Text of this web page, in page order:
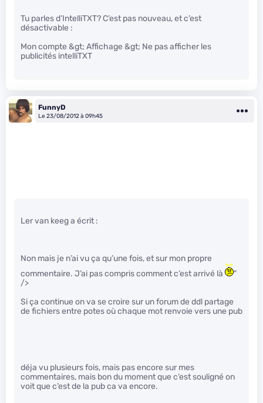
Tu parles d’IntelliTXT? C’est pas nouveau, et c’est
désactivable :
Mon compte &gt; Affichage &gt; Ne pas afficher les
publicités intelliTXT
FunnyD
Le 23/08/2012 à 09h45
Ler van keeg a écrit :
Non mais je n’ai vu ça qu’une fois, et sur mon propre
commentaire. J’ai pas compris comment c’est arrivé là
"
/>
Si ça continue on va se croire sur un forum de ddl partage
de fichiers entre potes où chaque mot renvoie vers une pub
déja vu plusieurs fois, mais pas encore sur mes
commentaires, mais bon du moment que c’est souligné on
voit que c’est de la pub ca va encore.